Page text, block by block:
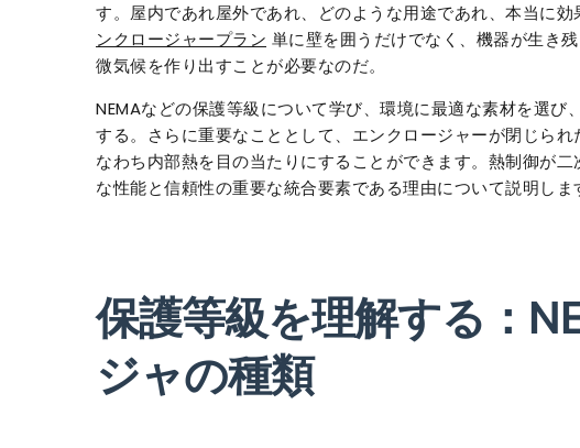
す。屋内であれ屋外であれ、どのような用途であれ、本当に効
ンクロージャープラン 単に壁を囲うだけでなく、機器が生き
微気候を作り出すことが必要なのだ。
NEMAなどの保護等級について学び、環境に最適な素材を選び
する。さらに重要なこととして、エンクロージャーが閉じら
なわち内部熱を目の当たりにすることができます。熱制御が
な性能と信頼性の重要な統合要素である理由について説明しま
保護等級を理解する：
ジャの種類